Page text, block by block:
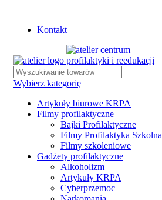
Kontakt
Wybierz kategorię
Artykuły biurowe KRPA
Filmy profilaktyczne
Bajki Profilaktyczne
Filmy Profilaktyka Szkolna
Filmy szkoleniowe
Gadżety profilaktyczne
Alkoholizm
Artykuły KRPA
Cyberprzemoc